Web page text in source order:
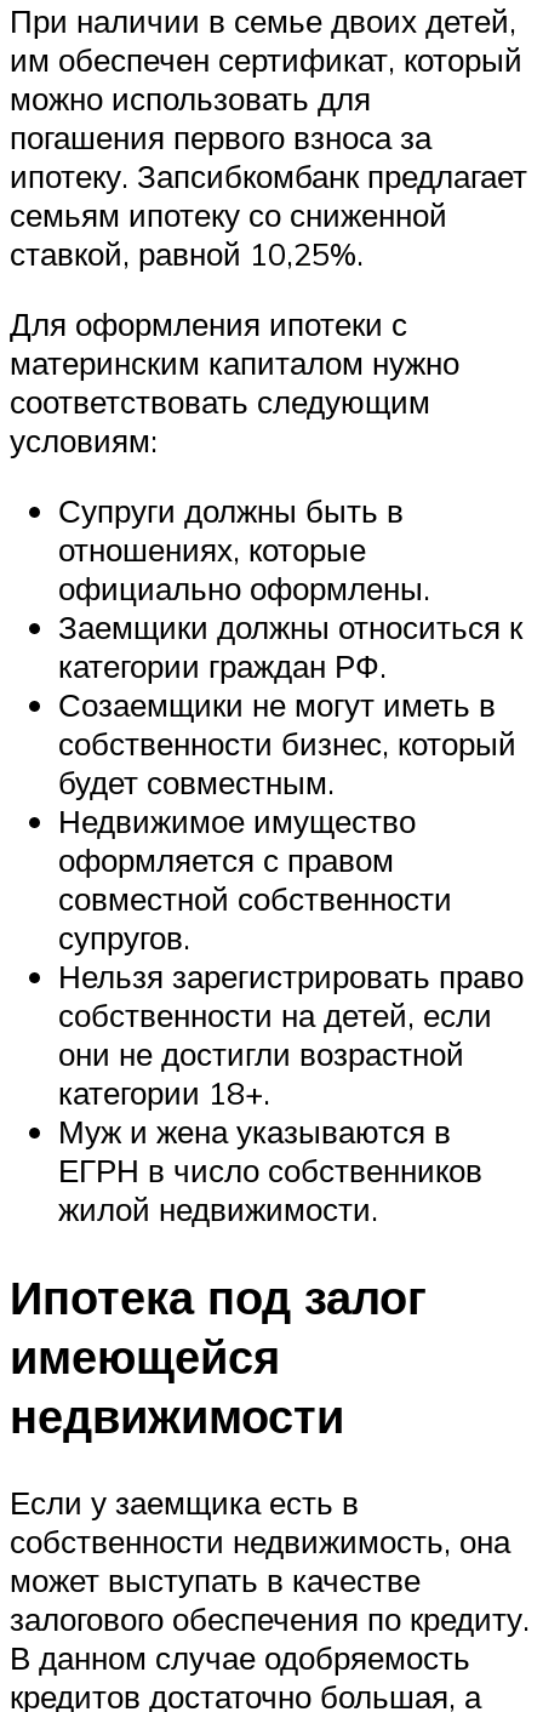
При наличии в семье двоих детей,
им обеспечен сертификат, который
можно использовать для
погашения первого взноса за
ипотеку. Запсибкомбанк предлагает
семьям ипотеку со сниженной
ставкой, равной 10,25%.
Для оформления ипотеки с
материнским капиталом нужно
соответствовать следующим
условиям:
Супруги должны быть в
отношениях, которые
официально оформлены.
Заемщики должны относиться к
категории граждан РФ.
Созаемщики не могут иметь в
собственности бизнес, который
будет совместным.
Недвижимое имущество
оформляется с правом
совместной собственности
супругов.
Нельзя зарегистрировать право
собственности на детей, если
они не достигли возрастной
категории 18+.
Муж и жена указываются в
ЕГРН в число собственников
жилой недвижимости.
Ипотека под залог
имеющейся
недвижимости
Если у заемщика есть в
собственности недвижимость, она
может выступать в качестве
залогового обеспечения по кредиту.
В данном случае одобряемость
кредитов достаточно большая, а